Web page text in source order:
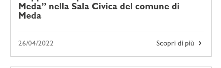
Meda” nella Sala Civica del comune di
Meda
Scopri di più
26/04/2022